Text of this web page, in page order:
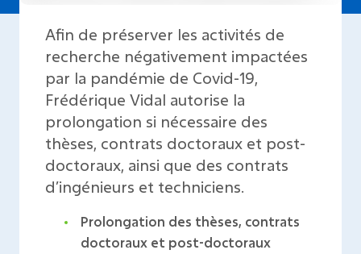
Afin de préserver les activités de
recherche négativement impactées
par la pandémie de Covid-19,
Frédérique Vidal autorise la
prolongation si nécessaire des
thèses, contrats doctoraux et post-
doctoraux, ainsi que des contrats
d’ingénieurs et techniciens.
Prolongation des thèses, contrats
doctoraux et post-doctoraux